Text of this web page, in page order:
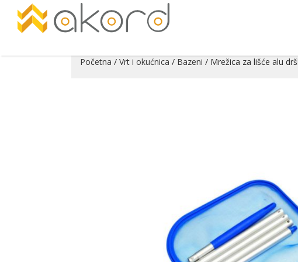
Pogledajte
Početna / Vrt i okućnica / Bazeni / Mrežica za lišće alu